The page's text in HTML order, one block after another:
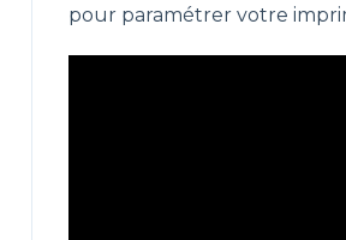
pour paramétrer votre